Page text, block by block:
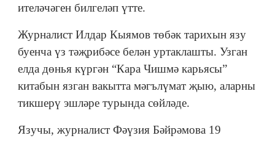
ителәчәген билгеләп үтте.
Журналист Илдар Кыямов төбәк тарихын язу
буенча үз тәҗрибәсе белән уртаклашты. Узган
елда дөнья күргән “Кара Чишмә карьясы”
китабын язган вакытта мәгълүмат җыю, аларны
тикшерү эшләре турында сөйләде.
Язучы, журналист Фәүзия Бәйрәмова 19